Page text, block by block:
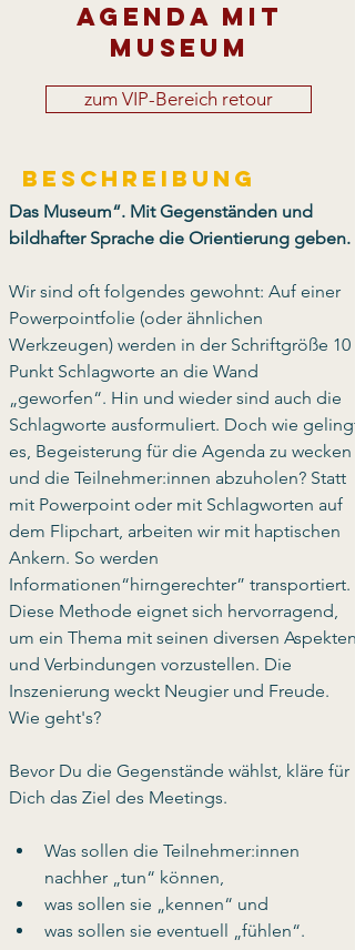
Agenda mit
Museum
zum VIP-Bereich retour
Beschreibung
Das Museum“. Mit Gegenständen und
bildhafter Sprache die Orientierung geben.
Wir sind oft folgendes gewohnt: Auf einer
Powerpointfolie (oder ähnlichen
Werkzeugen) werden in der Schriftgröße 10
Punkt Schlagworte an die Wand
„geworfen“. Hin und wieder sind auch die
Schlagworte ausformuliert. Doch wie gelingt
es, Begeisterung für die Agenda zu wecken
und die Teilnehmer:innen abzuholen? Statt
mit Powerpoint oder mit Schlagworten auf
dem Flipchart, arbeiten wir mit haptischen
Ankern. So werden
Informationen“hirngerechter” transportiert.
Diese Methode eignet sich hervorragend,
um ein Thema mit seinen diversen Aspekten
und Verbindungen vorzustellen. Die
Inszenierung weckt Neugier und Freude.
Wie geht's?
Bevor Du die Gegenstände wählst, kläre für
Dich das Ziel des Meetings.
Was sollen die Teilnehmer:innen
nachher „tun“ können,
was sollen sie „kennen“ und
was sollen sie eventuell „fühlen“.